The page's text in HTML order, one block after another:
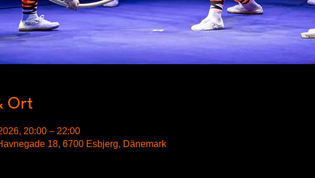
Ort
20:00 – 22:00
18, 6700 Esbjerg, Dänemark